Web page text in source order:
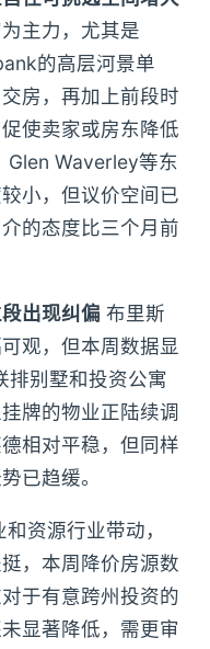
主力，尤其是
的高层河景单
房，再加上前段时
使卖家或房东降低
Glen Waverley等东
小，但议价空间已
的态度比三个月前
出现纠偏 布里斯
观，但本周数据显
排别墅和投资公寓
牌的物业正陆续调
相对平稳，但同样
已趋缓。
和资源行业带动，
，本周降价房源数
于有意跨州投资的
显著降低，需更审